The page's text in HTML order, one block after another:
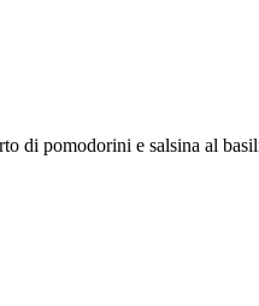
di pomodorini e salsina al